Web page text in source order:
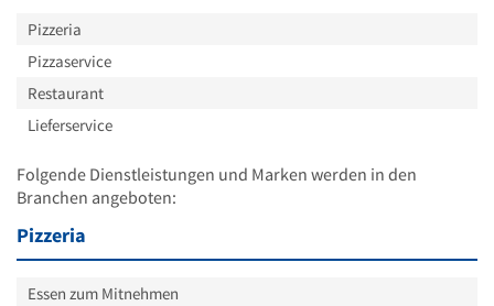
Pizzeria
Pizzaservice
Restaurant
Lieferservice
Folgende Dienstleistungen und Marken werden in den
Branchen angeboten:
Pizzeria
Essen zum Mitnehmen